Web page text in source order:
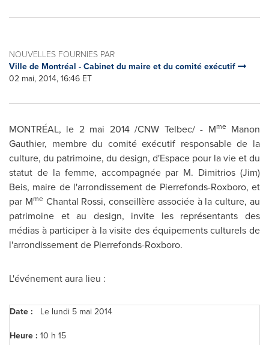
NOUVELLES FOURNIES PAR
Ville de Montréal - Cabinet du maire et du comité exécutif
02 mai, 2014, 16:46 ET
MONTRÉAL, le 2 mai 2014 /CNW Telbec/ - Mme Manon
Gauthier, membre du comité exécutif responsable de la
culture, du patrimoine, du design, d'Espace pour la vie et du
statut de la femme, accompagnée par M. Dimitrios (Jim)
Beis, maire de l'arrondissement de Pierrefonds-Roxboro, et
par Mme Chantal Rossi, conseillère associée à la culture, au
patrimoine et au design, invite les représentants des
médias à participer à la visite des équipements culturels de
l'arrondissement de Pierrefonds-Roxboro.
L'événement aura lieu :
Date :
Le lundi 5 mai 2014
Heure : 10 h 15